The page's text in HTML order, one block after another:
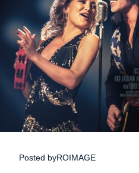
Posted byROIMAGE